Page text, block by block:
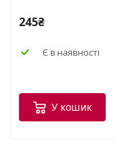
245₴
Є в наявності
У кошик